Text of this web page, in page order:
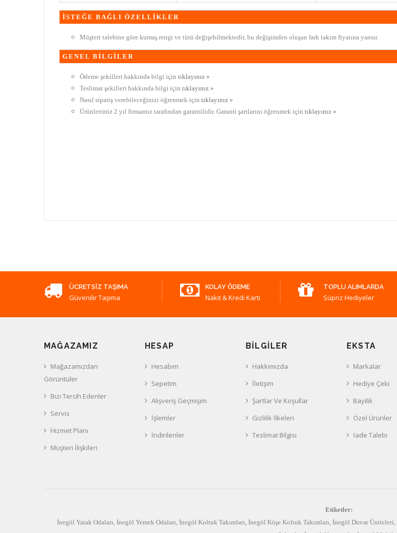
İSTEĞE BAĞLI ÖZELLİKLER
Müşteri talebine göre kumaş rengi ve türü değişebilmektedir, bu değişimden oluşan fark takım fiyatına yansır.
GENEL BİLGİLER
Ödeme şekilleri hakkında bilgi için tıklayınız »
Teslimat şekilleri hakkında bilgi için tıklayınız »
Nasıl sipariş verebileceğinizi öğrenmek için tıklayınız »
Ürünlerimiz 2 yıl firmamız tarafından garantilidir. Garanti şartlarını öğrenmek için tıklayınız »
ÜCRETSIZ TAŞIMA
Güvenilir Taşıma
KOLAY ÖDEME
Nakit & Kredi Kartı
TOPLU ALIMLARDA
Süpriz Hediyeler
MAĞAZAMIZ
Mağazamızdan
Görüntüler
Bizi Tercih Edenler
Servis
Hizmet Planı
Müşteri İlişkileri
HESAP
Hesabım
Sepetim
Alışveriş Geçmişim
İşlemler
İndirilenler
BILGILER
Hakkımızda
İletişim
Şartlar Ve Koşullar
Gizlilik İlkeleri
Teslimat Bilgisi
EKSTA
Markalar
Hediye Çeki
Bayilik
Özel Ürünler
İade Talebi
Etiketler:
İnegöl Yatak Odaları İnegöl Yemek Odaları İnegöl Koltuk Takımları İnegöl Köşe Koltuk Takımları İnegöl Duvar Üniteleri